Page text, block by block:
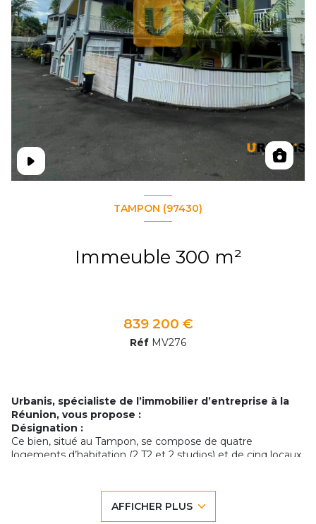
TAMPON (97430)
Immeuble 300 m²
839 200 €
Réf MV276
Urbanis, spécialiste de l’immobilier d’entreprise à la
Réunion, vous propose :
Désignation :
Ce bien, situé au Tampon, se compose de quatre
logements d’habitation (2 T2 et 2 studios) et de cinq locaux
rentabilité brute de 9,75%.
L’immeuble dispose de plusieurs places de parking dédiées
AFFICHER PLUS